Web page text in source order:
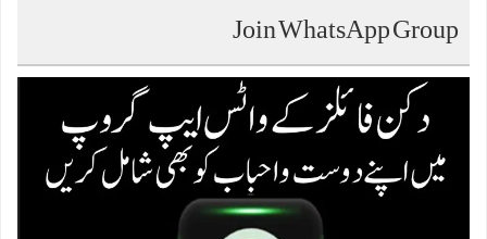
Join WhatsApp Group